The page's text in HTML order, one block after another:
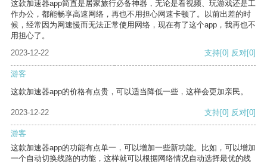
这款加速器app简直是居家旅行必备神器，无论是看视频、玩游戏还是工
作办公，都能畅享高速网络，再也不用担心网速卡顿了。以前出差的时
候，经常因为网速慢而无法正常使用网络，现在有了这个app，我再也不
用担心了。
2023-12-22
支持[0] 反对[0]
游客
这款加速器app的价格有点贵，可以适当降低一些，这样会更加亲民。
2023-12-22 支持[0] 反对[0]
游客
这款加速器app的功能有点单一，可以增加一些新功能。比如，可以增加
一个自动切换线路的功能，这样就可以根据网络情况自动选择最优的线